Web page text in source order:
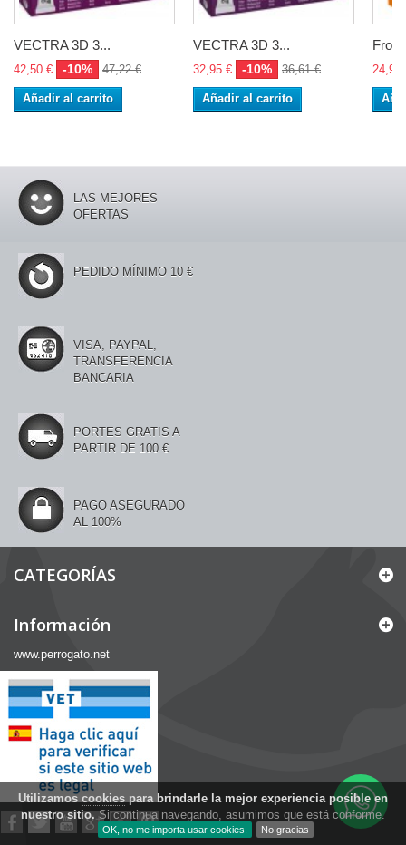
Utilizamos cookies para brindarle la mejor experiencia posible en
nuestro sitio. Si continua navegando, asumimos que está conforme.
OK, no me importa usar cookies. No gracias
VECTRA 3D 3...
42,50 € -10% 47,22 €
Añadir al carrito
VECTRA 3D 3...
32,95 € -10% 36,61 €
Añadir al carrito
24,90
LAS MEJORES
OFERTAS
PEDIDO MÍNIMO 10 €
VISA, PAYPAL,
TRANSFERENCIA
BANCARIA
PORTES GRATIS A
PARTIR DE 100 €
PAGO ASEGURADO
AL 100%
CATEGORÍAS
Información
www.perrogato.net